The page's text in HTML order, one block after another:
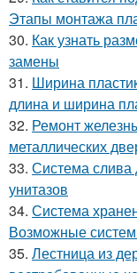
Этапы монтажа
30. Как узнать
замены
31. Ширина
длина и ширина
32. Ремонт
металлических
33. Система слива
унитазов
34. Система
Возможные
35. Лестница из